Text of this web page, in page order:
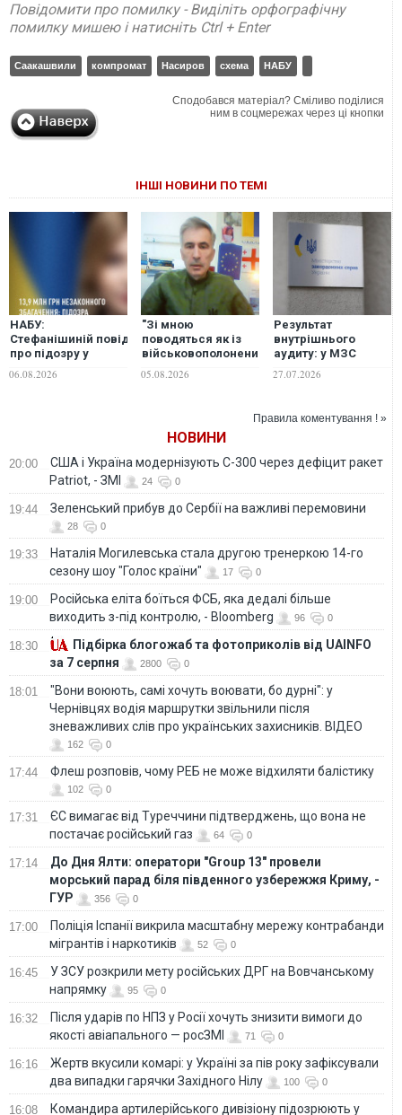
Повідомити про помилку - Виділіть орфографічну
помилку мишею і натисніть Ctrl + Enter
Саакашвили компромат Насиров схема НАБУ
Сподобався матеріал? Сміливо поділися
ним в соцмережах через ці кнопки
ІНШІ НОВИНИ ПО ТЕМІ
НАБУ:
Стефанішиній повідомили
про підозру у
збагаченні на
06.08.2026
"Зі мною
поводяться як із
військовополоненим":
розповів про умови
05.08.2026
Результат
внутрішнього
аудиту: у МЗС
розкрадання у 2022
27.07.2026
Правила коментування ! »
НОВИНИ
20:00
США і Україна модернізують С-300 через дефіцит ракет
Patriot, - ЗМІ
24 0
19:44 Зеленський прибув до Сербії на важливі перемовини
28 0
19:33
Наталія Могилевська стала другою тренеркою 14-го
сезону шоу "Голос країни"
17 0
19:00
Російська еліта боїться ФСБ, яка дедалі більше
виходить з-під контролю, - Bloomberg
96 0
18:30
Підбірка блогожаб та фотоприколів від UAINFO
за 7 серпня
2800 0
18:01
"Вони воюють, самі хочуть воювати, бо дурні": у
Чернівцях водія маршрутки звільнили після
зневажливих слів про українських захисників. ВІДЕО
162 0
17:44 Флеш розповів, чому РЕБ не може відхиляти балістику
102 0
17:31
ЄС вимагає від Туреччини підтверджень, що вона не
постачає російський газ
64 0
17:14
До Дня Ялти: оператори "Group 13" провели
морський парад біля південного узбережжя Криму, -
ГУР
356 0
17:00
Поліція Іспанії викрила масштабну мережу контрабанди
мігрантів і наркотиків
52 0
16:45
У ЗСУ розкрили мету російських ДРГ на Вовчанському
напрямку
95 0
16:32
Після ударів по НПЗ у Росії хочуть знизити вимоги до
якості авіапального — росЗМІ
71 0
16:16
Жертв вкусили комарі: у Україні за пів року зафіксували
два випадки гарячки Західного Нілу
100 0
16:08 Командира артилерійського дивізіону підозрюють у